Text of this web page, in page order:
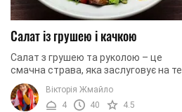
Салат із грушею і качкою
Салат з грушею та руколою – це
смачна страва, яка заслуговує на те,
щоб прикрасити ваш святковий стіл.
Салат нескладний у приготуванні,
містить малу ...
Вікторія Жмайло
4
40 4.5